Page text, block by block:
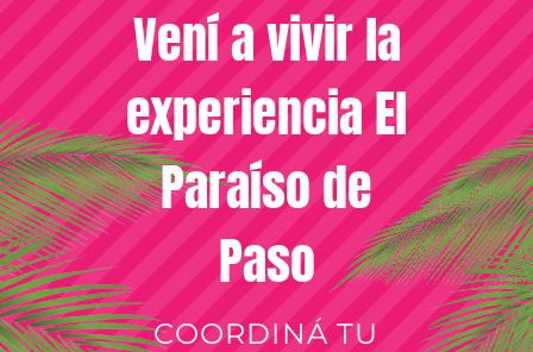
Vení a vivir la
experiencia El
Paraíso de
Paso
COORDINÁ TU